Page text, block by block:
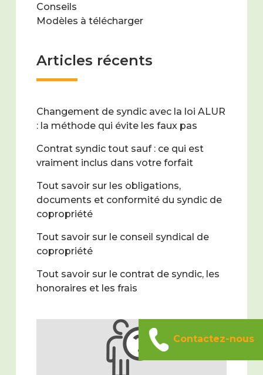
Conseils
Modèles à télécharger
Articles récents
Changement de syndic avec la loi ALUR
: la méthode qui évite les faux pas
Contrat syndic tout sauf : ce qui est
vraiment inclus dans votre forfait
Tout savoir sur les obligations,
documents et conformité du syndic de
copropriété
Tout savoir sur le conseil syndical de
copropriété
Tout savoir sur le contrat de syndic, les
honoraires et les frais
Contactez-nous